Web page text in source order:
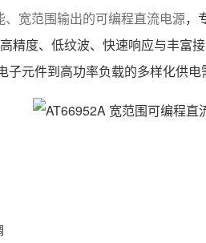
、宽范围输出的可编程直流电源，
精度、低纹波、快速响应与丰富
子元件到高功率负载的多样化供电